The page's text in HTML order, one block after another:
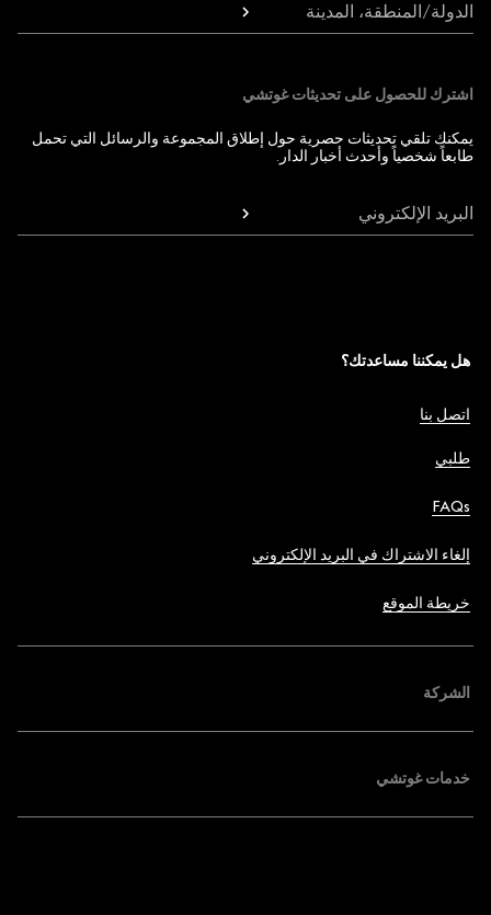
الدولة/المنطقة، المدينة
اشترك للحصول على تحديثات غوتشي
يمكنك تلقي تحديثات حصرية حول إطلاق المجموعة والرسائل التي تحمل
طابعاً شخصياً وأحدث أخبار الدار.
البريد الإلكتروني
هل يمكننا مساعدتك؟
اتصل بنا
طلبي
FAQs
إلغاء الاشتراك في البريد الإلكتروني
خريطة الموقع
الشركة
خدمات غوتشي